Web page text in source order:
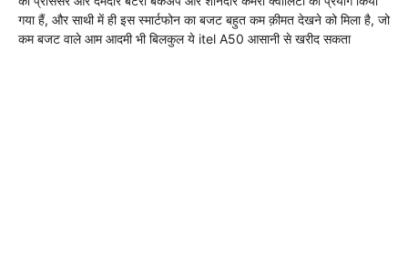
गया हैं, और साथी में ही इस स्मार्टफोन का बजट बहुत कम क़ीमत देखने को मिला है, जो
कम बजट वाले आम आदमी भी बिलकुल ये itel A50 आसानी से खरीद सकता